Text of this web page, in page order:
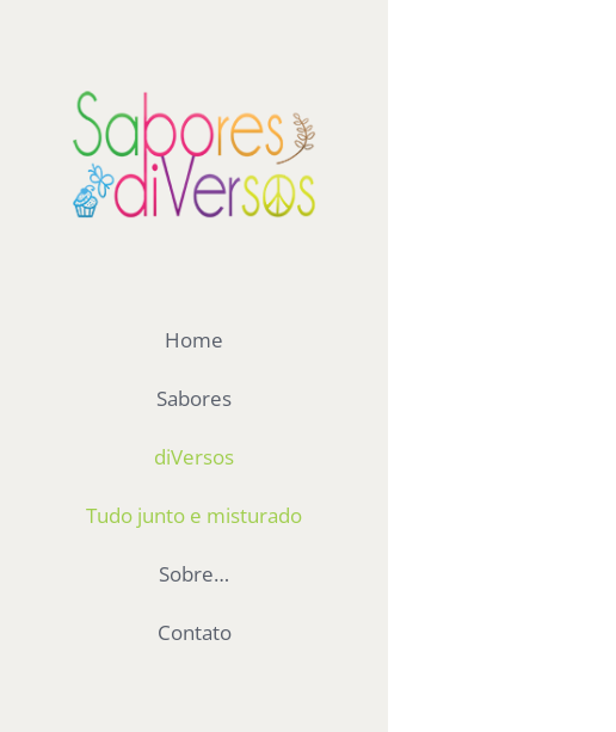
conteúdo
Home
Sabores
diVersos
Tudo junto e misturado
Sobre…
Contato